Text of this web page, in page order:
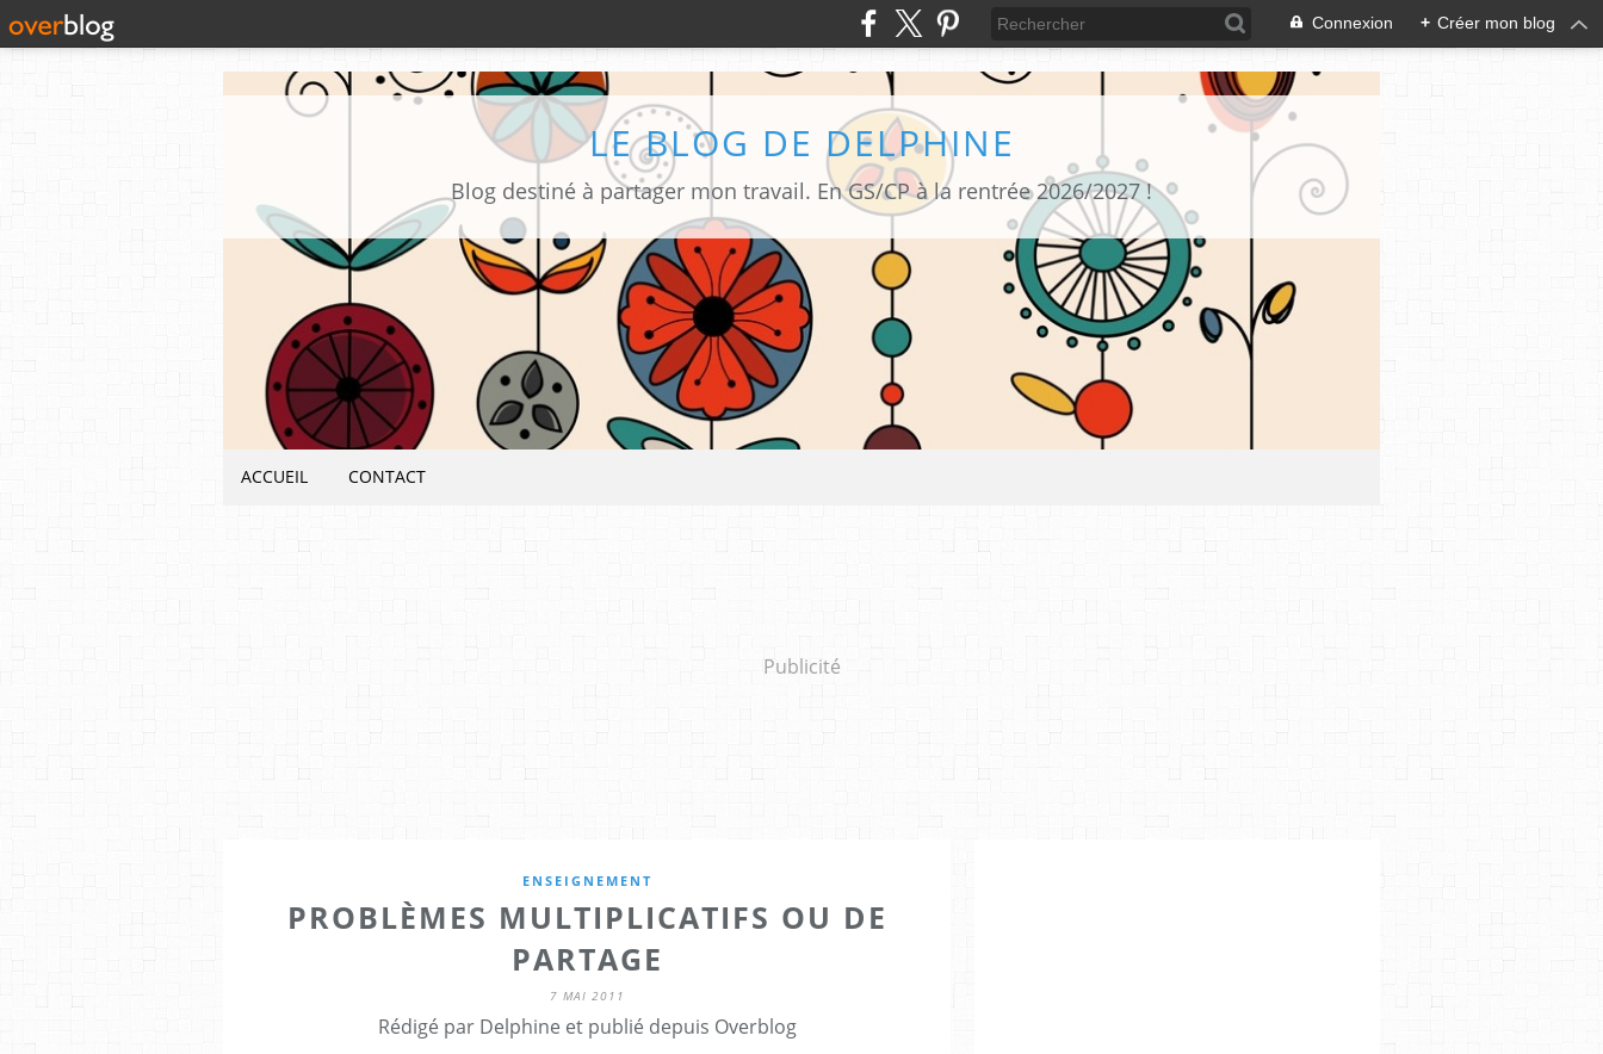
Connexion + Créer mon blog
LE BLOG DE DELPHINE
Blog destiné à partager mon travail. En GS/CP à la rentrée 2026/2027 !
ACCUEIL CONTACT
Publicité
ENSEIGNEMENT
PROBLÈMES MULTIPLICATIFS OU DE
PARTAGE
7 MAI 2011
Rédigé par Delphine et publié depuis Overblog